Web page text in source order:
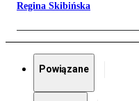
Regina Skibińska
Powiązane